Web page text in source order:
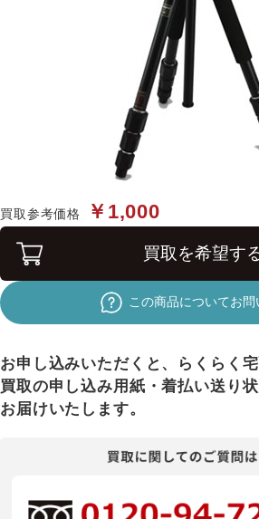
買取参考価格 ￥1,000
買取を希望す
この商品についてお問
お申し込みいただくと、らくらく
買取の申し込み用紙・着払い送り
お届けいたします。